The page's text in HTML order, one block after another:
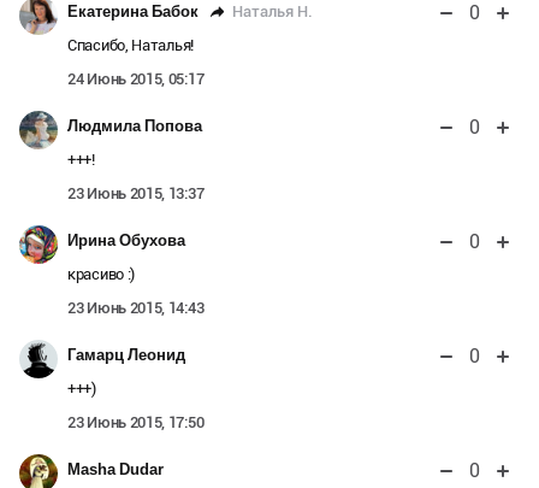
Екатерина Бабок Наталья Н. 0
Спасибо, Наталья!
24 Июнь 2015, 05:17
Людмила Попова 0
+++!
23 Июнь 2015, 13:37
Ирина Обухова 0
красиво :)
23 Июнь 2015, 14:43
Гамарц Леонид 0
+++)
23 Июнь 2015, 17:50
Masha Dudar 0